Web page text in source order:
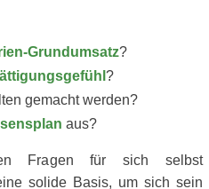
Grundumsatz?
?
gemacht werden?
aus?
Fragen für sich selbst
solide Basis, um sich sein